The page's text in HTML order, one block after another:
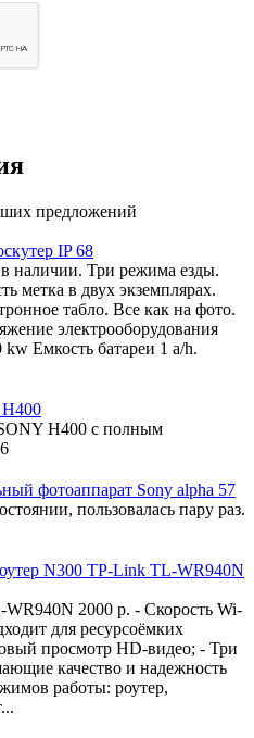
предложений
IP 68
наличии. Три режима езды.
метка в двух экземплярах.
табло. Все как на фото.
электрооборудования
Емкость батареи 1 a/h.
Н400 с полным
фотоаппарат Sony alpha 57
пользовалась пару раз.
N300 TP-Link TL-WR940N
2000 р. - Скорость Wi-
для ресурсоёмких
просмотр HD-видео; - Три
качество и надежность
работы: роутер,